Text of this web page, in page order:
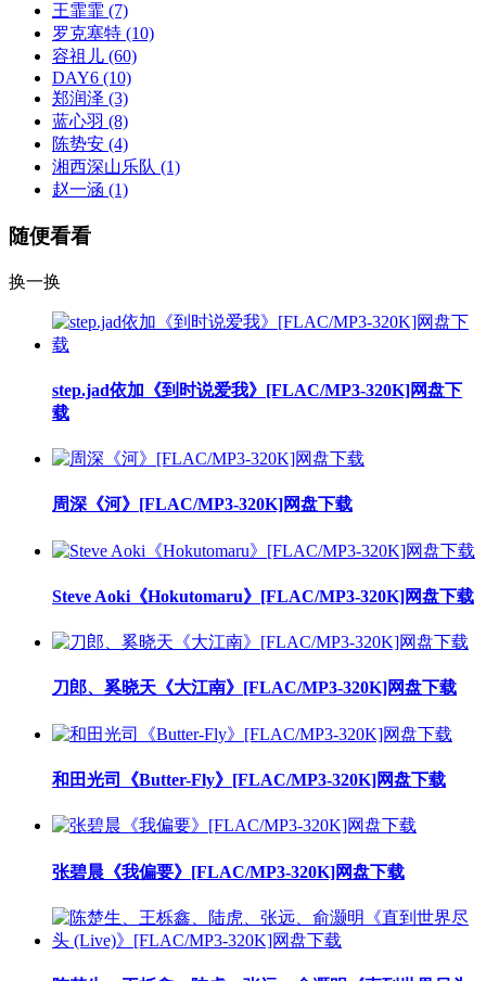
王霏霏 (7)
罗克塞特 (10)
容祖儿 (60)
DAY6 (10)
郑润泽 (3)
蓝心羽 (8)
陈势安 (4)
湘西深山乐队 (1)
赵一涵 (1)
随便看看
换一换
step.jad依加《到时说爱我》[FLAC/MP3-320K]网盘下
载
周深《河》[FLAC/MP3-320K]网盘下载
Steve Aoki《Hokutomaru》[FLAC/MP3-320K]网盘下载
刀郎、奚晓天《大江南》[FLAC/MP3-320K]网盘下载
和田光司《Butter-Fly》[FLAC/MP3-320K]网盘下载
张碧晨《我偏要》[FLAC/MP3-320K]网盘下载